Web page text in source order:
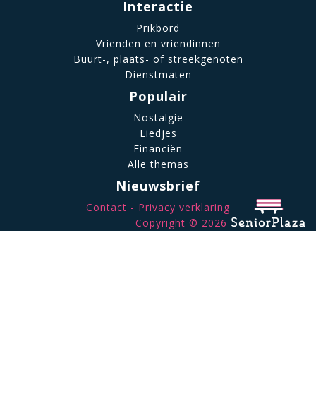
Interactie
Prikbord
Vrienden en vriendinnen
Buurt-, plaats- of streekgenoten
Dienstmaten
Populair
Nostalgie
Liedjes
Financiën
Alle themas
Nieuwsbrief
Contact
Privacy verklaring
Copyright © 2026